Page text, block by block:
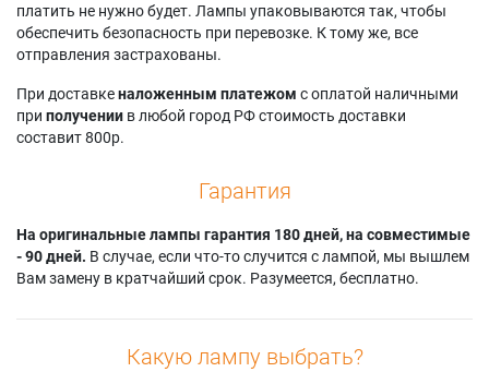
HighBrightness
MK201
Cineversum
Cineversum
BlackWing Three MK
2011
BLACKWING THREE
BlackWing Two
MK2012
платить не нужно будет. Лампы упаковываются так, чтобы
обеспечить безопасность при перевозке. К тому же, все
отправления застрахованы.
При доставкеналоженным платежом с оплатой наличными
при получении в любой город РФ стоимость доставки
составит 800р.
Гарантия
На оригинальные лампы гарантия 180 дней, на совместимые
- 90 дней. В случае, если что-то случится с лампой, мы вышлем
Вам замену в кратчайший срок. Разумеется, бесплатно.
Какую лампу выбрать?